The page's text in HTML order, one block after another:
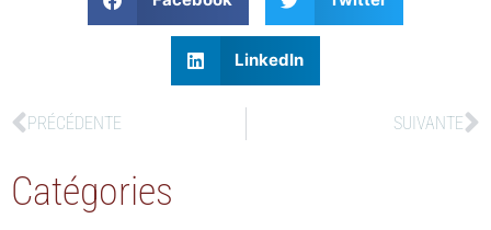
LinkedIn
PRÉCÉDENTE SUIVANTE
Catégories